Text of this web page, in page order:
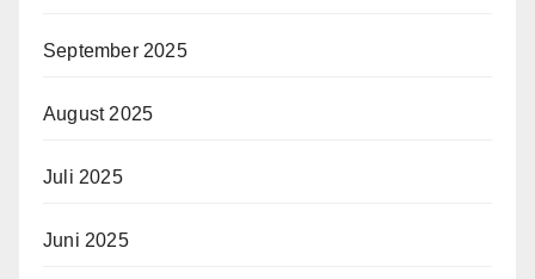
September 2025
August 2025
Juli 2025
Juni 2025